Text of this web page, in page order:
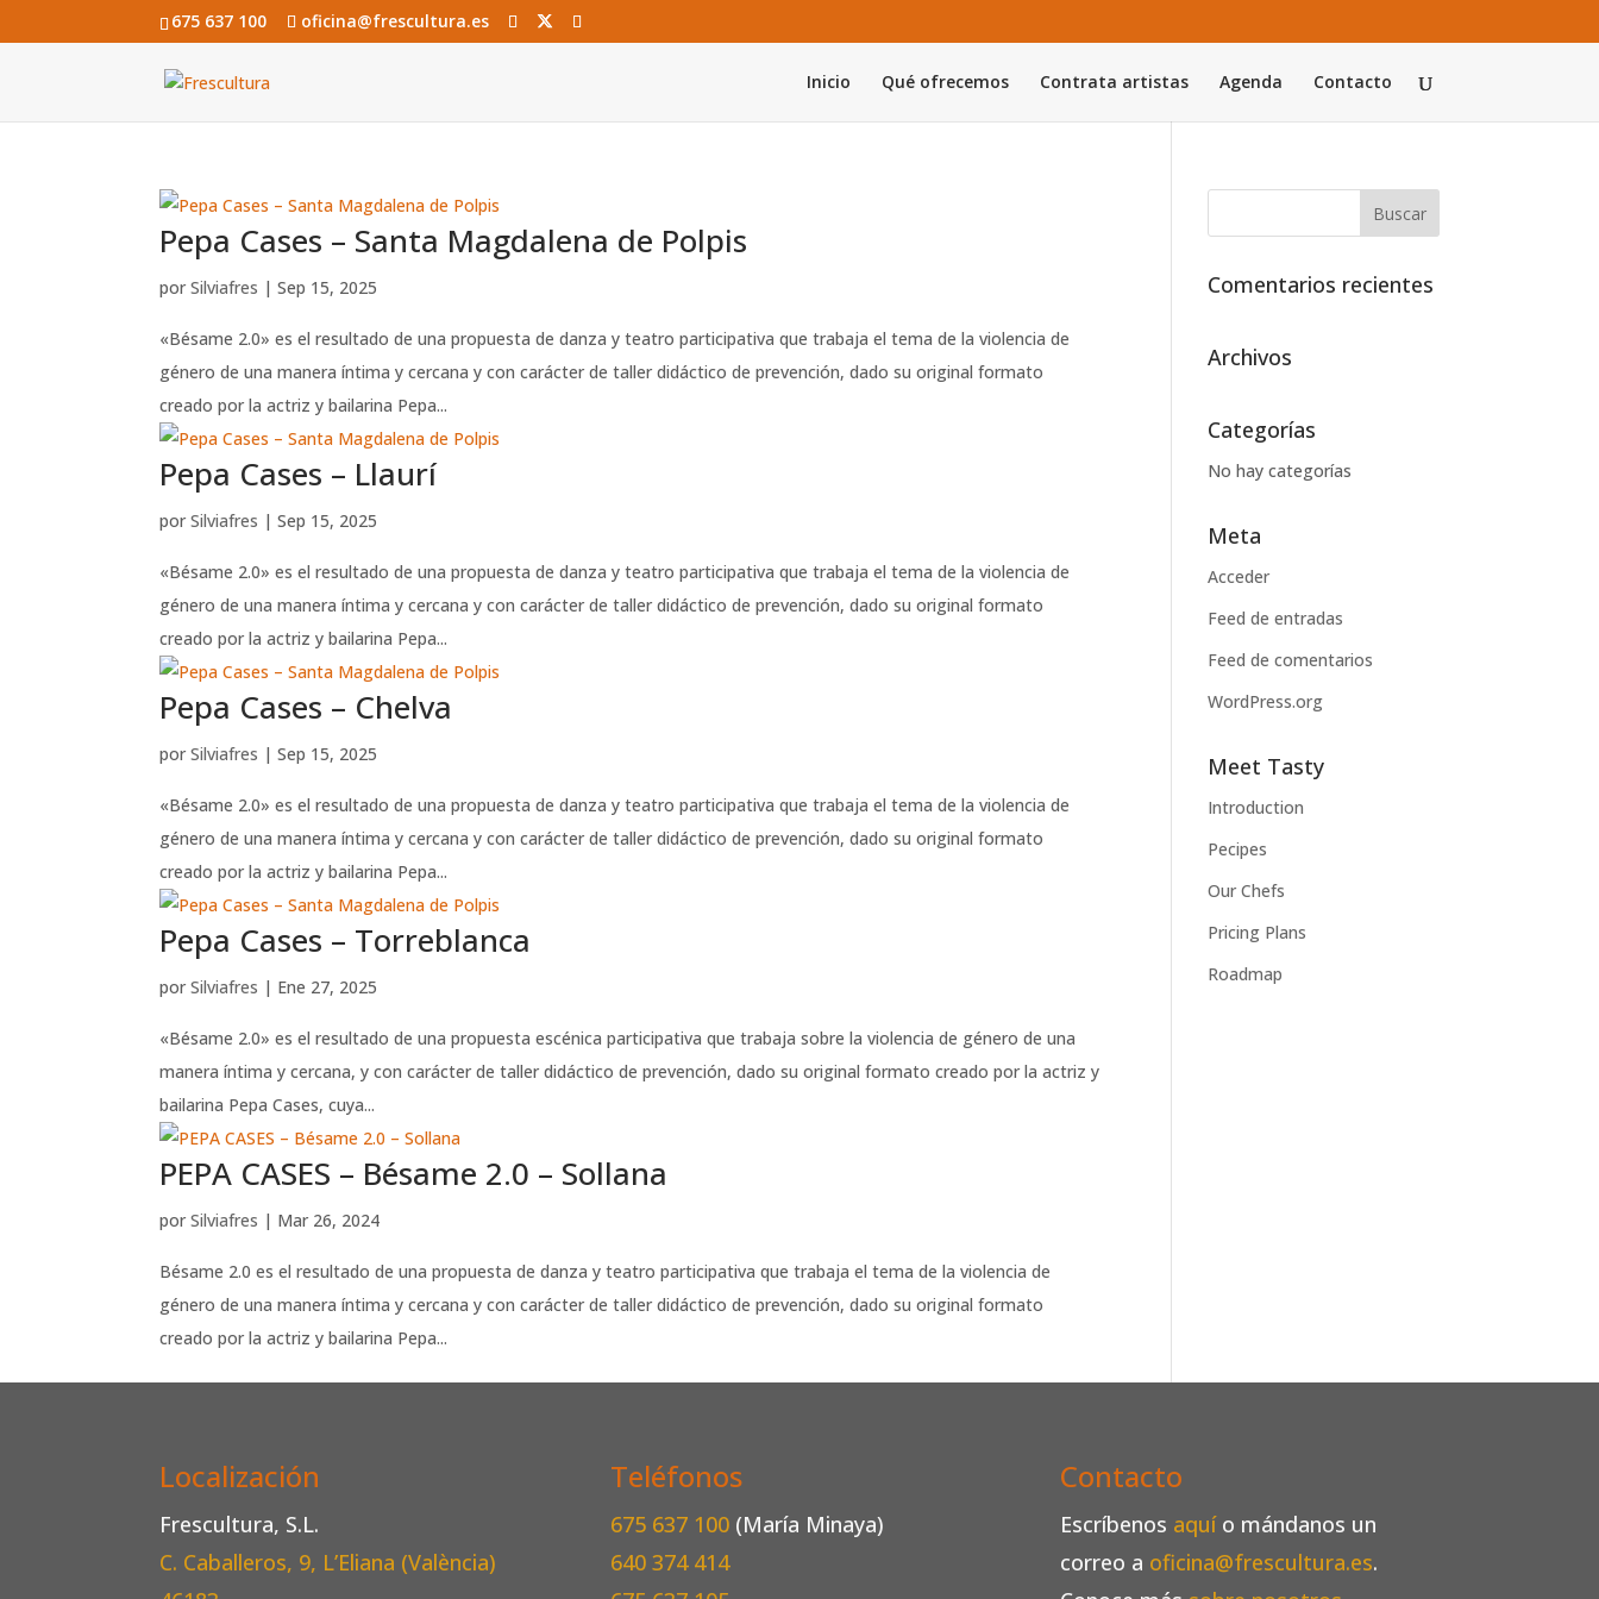
675 637 100 oficina@frescultura.es
Inicio Qué ofrecemos Contrata artistas Agenda Contacto
Pepa Cases – Santa Magdalena de Polpis
porSilviafres |Sep 15, 2025
«Bésame 2.0» es el resultado de una propuesta de danza y teatro participativa que trabaja el tema de la violencia de
género de una manera íntima y cercana y con carácter de taller didáctico de prevención, dado su original formato
creado por la actriz y bailarina Pepa...
Pepa Cases – Llaurí
porSilviafres |Sep 15, 2025
«Bésame 2.0» es el resultado de una propuesta de danza y teatro participativa que trabaja el tema de la violencia de
género de una manera íntima y cercana y con carácter de taller didáctico de prevención, dado su original formato
creado por la actriz y bailarina Pepa...
Pepa Cases – Chelva
porSilviafres |Sep 15, 2025
«Bésame 2.0» es el resultado de una propuesta de danza y teatro participativa que trabaja el tema de la violencia de
género de una manera íntima y cercana y con carácter de taller didáctico de prevención, dado su original formato
creado por la actriz y bailarina Pepa...
Pepa Cases – Torreblanca
porSilviafres | Ene 27, 2025
«Bésame 2.0» es el resultado de una propuesta escénica participativa que trabaja sobre la violencia de género de una
manera íntima y cercana, y con carácter de taller didáctico de prevención, dado su original formato creado por la actriz y
bailarina Pepa Cases, cuya...
PEPA CASES – Bésame 2.0 – Sollana
porSilviafres | Mar 26, 2024
Bésame 2.0 es el resultado de una propuesta de danza y teatro participativa que trabaja el tema de la violencia de
género de una manera íntima y cercana y con carácter de taller didáctico de prevención, dado su original formato
creado por la actriz y bailarina Pepa...
Comentarios recientes
Archivos
Categorías
No hay categorías
Meta
Acceder
Feed de entradas
Feed de comentarios
WordPress.org
Meet Tasty
Introduction
Pecipes
Our Chefs
Pricing Plans
Roadmap
Localización
Frescultura, S.L.
C. Caballeros, 9, L’Eliana (València)
Teléfonos
675 637 100 (María Minaya)
640 374 414
Contacto
Escríbenos aquío mándanos un
correo a oficina@frescultura.es.